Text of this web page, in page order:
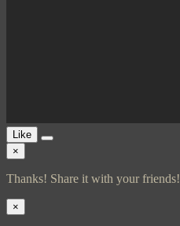
Like
×
Thanks! Share it with your friends!
×